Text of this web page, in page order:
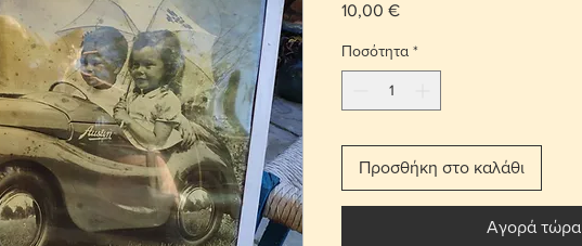
10,00 €Τιμή
Ποσότητα *
Προσθήκη στο καλάθι
Αγορά τώρα